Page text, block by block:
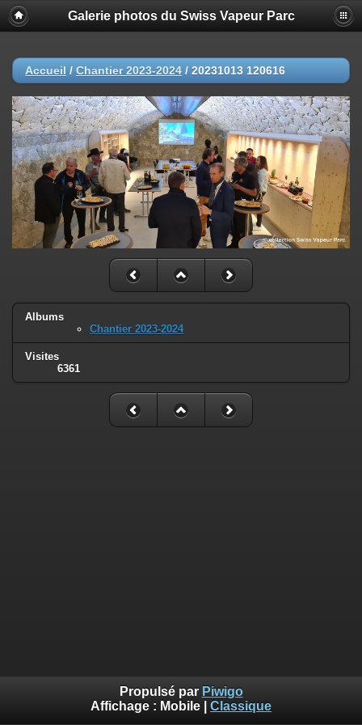
Galerie photos du Swiss Vapeur Parc
Accueil / Chantier 2023-2024 / 20231013 120616
Albums
Chantier 2023-2024
Visites
6361
Propulsé par Piwigo
Affichage : Mobile Classique